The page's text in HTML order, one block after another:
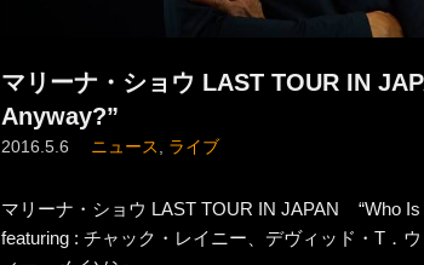
マリーナ・ショウ LAST TOUR IN
Anyway?”
2016.5.6 ニュース ライブ
マリーナ・ショウ LAST TOUR IN JAPAN “Who Is
featuring : チャック・レイニー、デヴィッド・T．